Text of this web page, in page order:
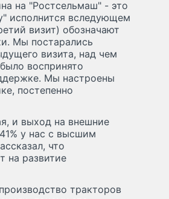
на "Ростсельмаш" - это
исполнится вследующем
визит) обозначают
Мы постарались
визита, над чем
воспринято
Мы настроены
постепенно
и выход на внешние
у нас с высшим
что
на развитие
тракторов